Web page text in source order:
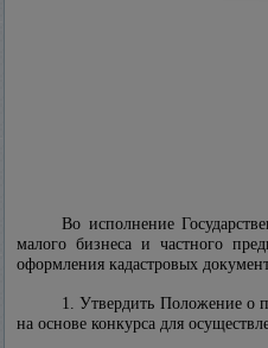
Во исполнение
малого бизнеса и частного
оформления кадастровых
1. Утвердить Положение о
на основе конкурса для